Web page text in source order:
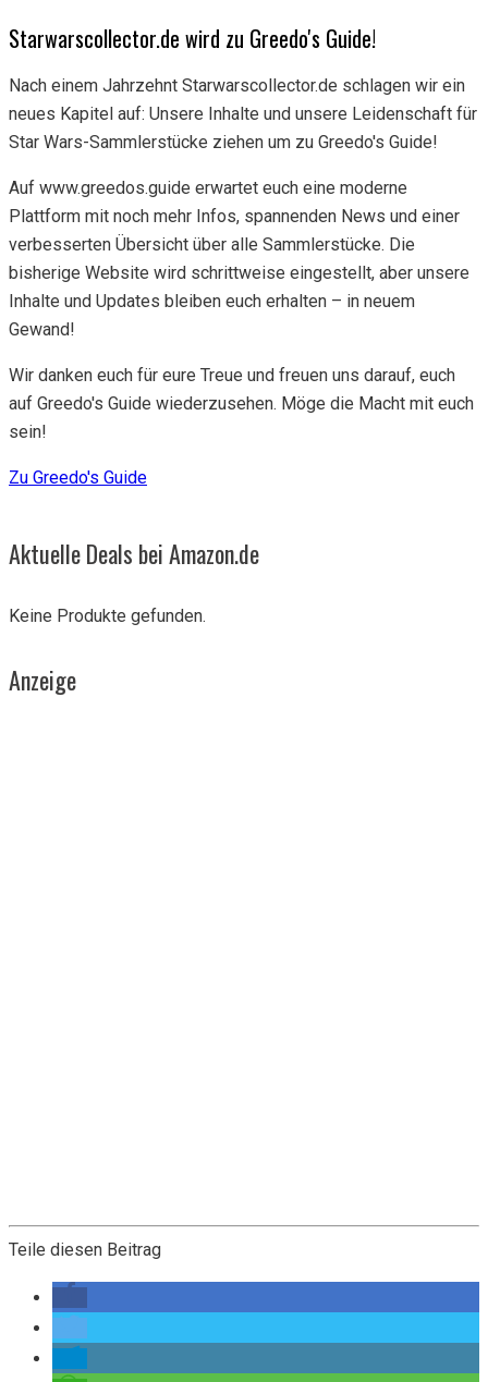
Starwarscollector.de wird zu Greedo's Guide!
Nach einem Jahrzehnt Starwarscollector.de schlagen wir ein
neues Kapitel auf: Unsere Inhalte und unsere Leidenschaft für
Star Wars-Sammlerstücke ziehen um zu Greedo's Guide!
Auf www.greedos.guide erwartet euch eine moderne
Plattform mit noch mehr Infos, spannenden News und einer
verbesserten Übersicht über alle Sammlerstücke. Die
bisherige Website wird schrittweise eingestellt, aber unsere
Inhalte und Updates bleiben euch erhalten – in neuem
Gewand!
Wir danken euch für eure Treue und freuen uns darauf, euch
auf Greedo's Guide wiederzusehen. Möge die Macht mit euch
sein!
Zu Greedo's Guide
Aktuelle Deals bei Amazon.de
Keine Produkte gefunden.
Anzeige
Teile diesen Beitrag